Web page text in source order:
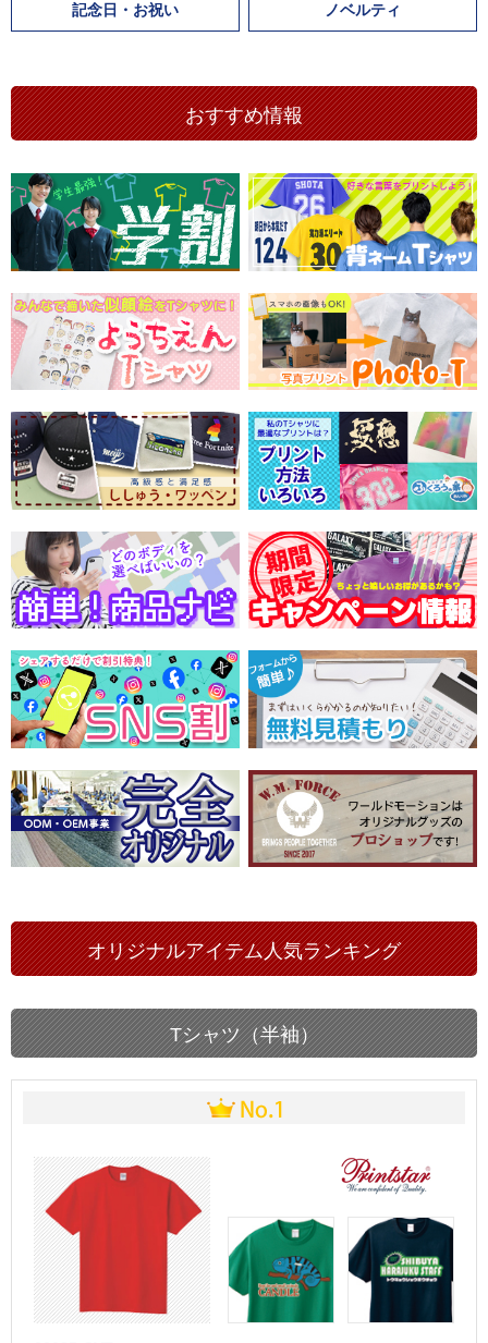
記念日・お祝い ノベルティ
おすすめ情報
オリジナルアイテム人気ランキング
Tシャツ（半袖）